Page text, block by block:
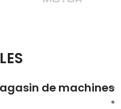
de machines